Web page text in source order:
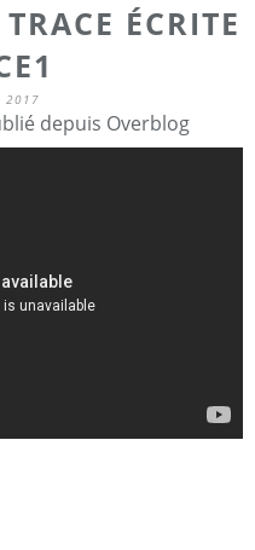
ÉCRITE
2017
depuis Overblog